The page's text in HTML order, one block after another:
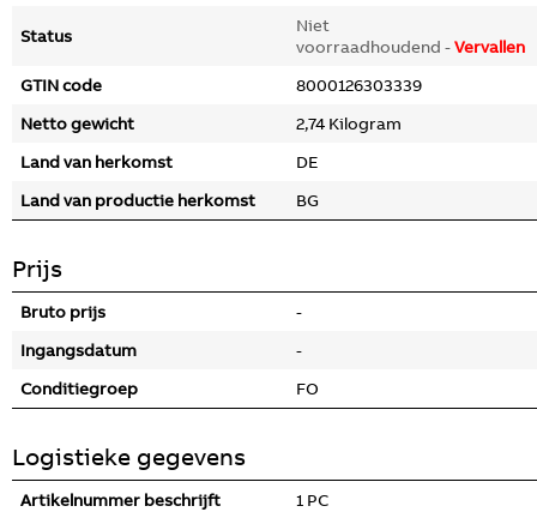
Status
Niet
voorraadhoudend -Vervallen
GTIN code
8000126303339
Netto gewicht
2,74 Kilogram
Land van herkomst
DE
Land van productie herkomst
BG
Prijs
Bruto prijs
-
Ingangsdatum
-
Conditiegroep
FO
Logistieke gegevens
Artikelnummer beschrijft
1 PC